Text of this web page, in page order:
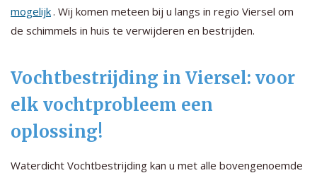
mogelijk . Wij komen meteen bij u langs in regio Viersel om
de schimmels in huis te verwijderen en bestrijden.
Vochtbestrijding in Viersel: voor
elk vochtprobleem een
oplossing!
Waterdicht Vochtbestrijding kan u met alle bovengenoemde